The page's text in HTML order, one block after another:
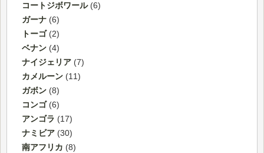
コートジボワール(6)
ガーナ (6)
トーゴ(2)
ベナン (4)
ナイジェリア (7)
カメルーン (11)
ガボン (8)
コンゴ(6)
アンゴラ (17)
ナミビア (30)
南アフリカ (8)